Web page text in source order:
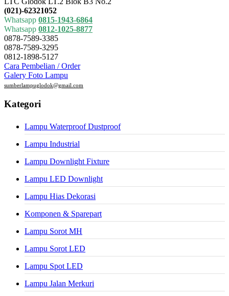
(021)-62321052
Whatsapp 0815-1943-6864
Whatsapp 0812-1025-8877
0878-7589-3385
0878-7589-3295
0812-1898-5127
Cara Pembelian / Order
Galery Foto Lampu
sumberlampuglodok@gmail.com
Kategori
Lampu Waterproof Dustproof
Lampu Industrial
Lampu Downlight Fixture
Lampu LED Downlight
Lampu Hias Dekorasi
Komponen & Sparepart
Lampu Sorot MH
Lampu Sorot LED
Lampu Spot LED
Lampu Jalan Merkuri